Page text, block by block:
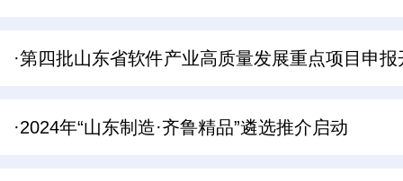
·第四批山东省软件产业高质量发展重点项目申报
·2024年“山东制造·齐鲁精品”遴选推介启动